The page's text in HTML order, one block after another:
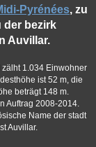
Pyrénées, zu
der bezirk
Auvillar.
zälht 1.034 Einwohner
ist 52 m, die
beträgt 148 m.
Auftrag 2008-2014.
Name der stadt
Auvillar.